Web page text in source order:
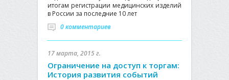
итогам регистрации медицинских изделий
в России за последние 10 лет
0 комментариев
17 марта, 2015 г.
Ограничение на доступ к торгам:
История развития событий